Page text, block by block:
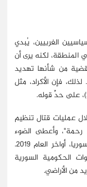
الغربيين، يُبدي
المنطقة، لكنه يرى أن
قضية من شأنها تهديد
لذلك، فإن الأكراد، مثل
ألف مقاتل خلال عمليات قتال تنظيم
رحمة"، وأعطى الضوء
الأخضر للقوات التركية بدخول شمال سوريا، أواخر العام 2019.
الحكومية السورية
من الأراضي.